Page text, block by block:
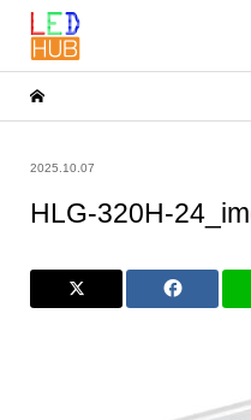
2025.10.07
HLG-320H-